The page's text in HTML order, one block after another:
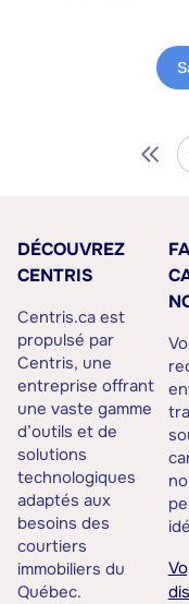
DÉCOUVREZ
CENTRIS
Centris.ca est
propulsé par
Centris, une
entreprise offrant
une vaste gamme
d’outils et de
solutions
technologiques
adaptés aux
besoins des
courtiers
immobiliers du
Québec.